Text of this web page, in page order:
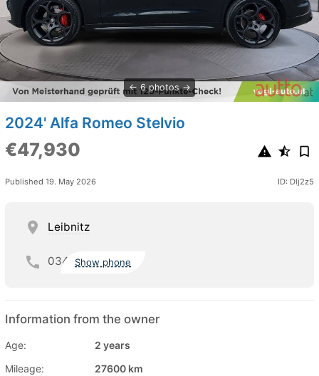
6 photos
2024' Alfa Romeo Stelvio
€47,930
Published 19. May 2026 ID: Dlj2z5
Leibnitz
034 Show phone
Information from the owner
Age:
2 years
Mileage:
27600 km